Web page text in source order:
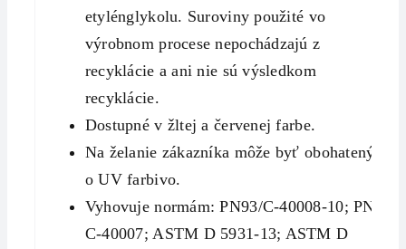
etylénglykolu. Suroviny použité vo
výrobnom procese nepochádzajú z
recyklácie a ani nie sú výsledkom
recyklácie.
Dostupné v žltej a červenej farbe.
Na želanie zákazníka môže byť obohatený
o UV farbivo.
Vyhovuje normám: PN93/C-40008-10; PN-
C-40007; ASTM D 5931-13; ASTM D